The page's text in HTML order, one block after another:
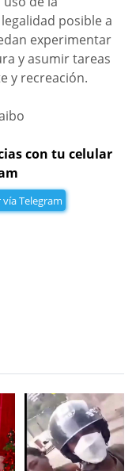
posible a
experimentar
y asumir tareas
y recreación.
con tu celular
Telegram